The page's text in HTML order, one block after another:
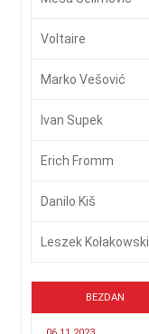
Voltaire
Marko Vešović
Ivan Supek
Erich Fromm
Danilo Kiš
Leszek Kołakowski
BEZDAN